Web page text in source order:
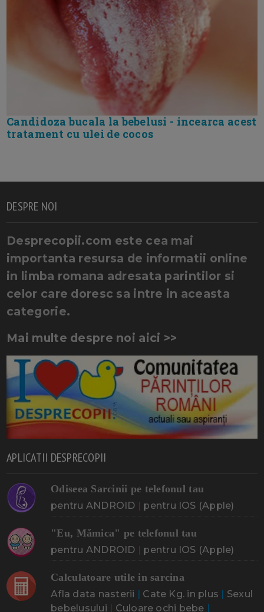
Candidoza bucala la bebelusi - incearca acest
tratament cu ulei de cocos
DESPRE NOI
Desprecopii.com este cea mai
importanta resursa de informatii online
in limba romana adresata parintilor si
celor care doresc sa intre in aceasta
categorie.
Mai multe despre noi aici >>
APLICATII DESPRECOPII
Odiseea Sarcinii pe telefonul tau
pentru ANDROID pentru IOS (Apple)
"Eu, Mămica" pe telefonul tau
pentru ANDROID pentru IOS (Apple)
Calculatoare utile in sarcina
Afla data nasterii Cate Kg. in plus
Sexul
bebelusului
Culoare ochi bebe